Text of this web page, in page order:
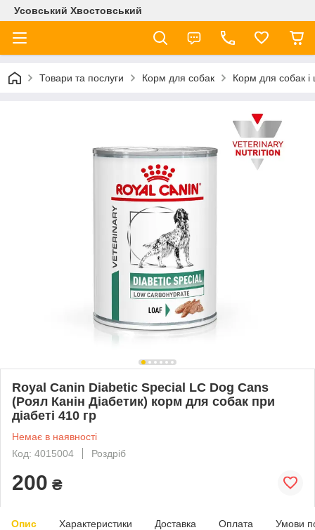
Усовський Хвостовський
Товари та послуги Корм для собак Корм для собак і
Royal Canin Diabetic Special LC Dog Cans
(Роял Канін Діабетик) корм для собак при
діабеті 410 гр
Немає в наявності
Код: 4015004
Роздріб
200 ₴
Опис Характеристики Доставка Оплата Умови